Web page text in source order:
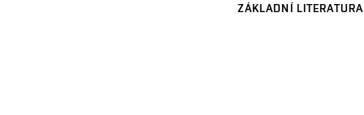
ZÁKLADNÍ LITERATURA